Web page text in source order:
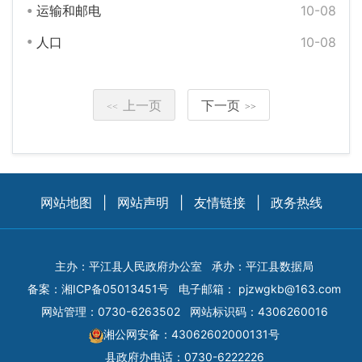
10-08
运输和邮电
10-08
人口
<< 上一页 下一页 >>
网站地图 网站声明 友情链接 政务热线
主办：平江县人民政府办公室
承办：平江县数据局
备案： 湘ICP备05013451号 电子邮箱： pjzwgkb@163.com
网站管理：0730-6263502
网站标识码：4306260016
湘公网安备：43062602000131号
县政府办电话：0730-6222226